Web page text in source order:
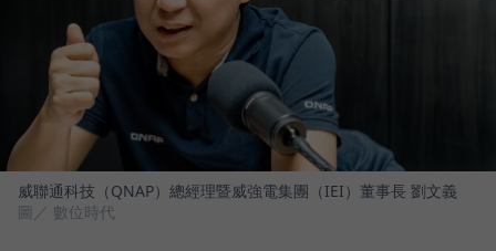
威聯通科技（QNAP）總經理暨威強電集團（IEI）董事長 劉文義
圖／ 數位時代